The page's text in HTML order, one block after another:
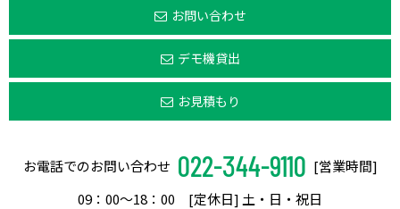
お問い合わせ
デモ機貸出
お見積もり
お電話でのお問い合わせ 022-344-9110 [営業時間]
09：00〜18：00 [定休日] 土・日・祝日